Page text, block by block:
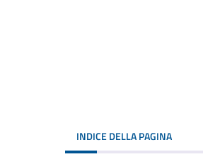
INDICE DELLA PAGINA